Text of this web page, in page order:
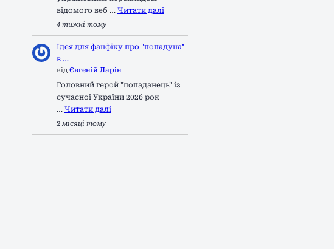
відомого веб … Читати далі
4 тижні тому
Ідея для фанфіку про "попадуна"
в …
від Євгеній Ларін
Головний герой "попаданець" із
сучасної України 2026 рок
… Читати далі
2 місяці тому